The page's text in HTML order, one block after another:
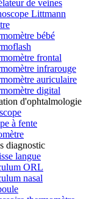
de veines
Littmann
bébé
frontal
infrarouge
auriculaire
digital
d'ophtalmologie
à fente
diagnostic
langue
ORL
nasal